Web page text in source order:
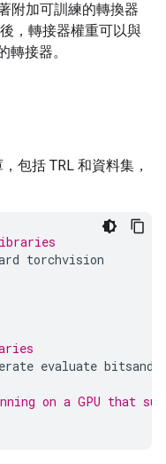
附加可訓練的轉換器
，轉接器權重可以與
轉接器。
包括 TRL 和資料集，
torchvision
evaluate
on a GPU that